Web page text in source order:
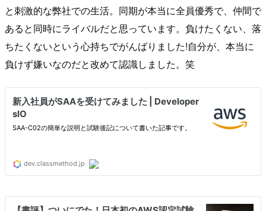
と刺激的な弊社での生活。同期が本当に全員優秀で、仲間で
あると同時にライバルだと思っています。負けたくない、落
ちたくないという心持ちでがんばりました!自分が、本当に
負けず嫌いなのだと改めて認識しました。笑